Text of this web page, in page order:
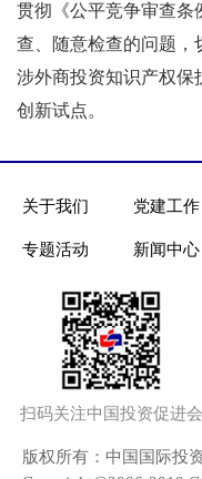
贯彻《公平竞争审查条
查、随意检查的问题，
涉外商投资知识产权保
创新试点。
关于我们 党建工作
专题活动 新闻中心
扫码关注中国投资促进会
版权所有：中国国际投